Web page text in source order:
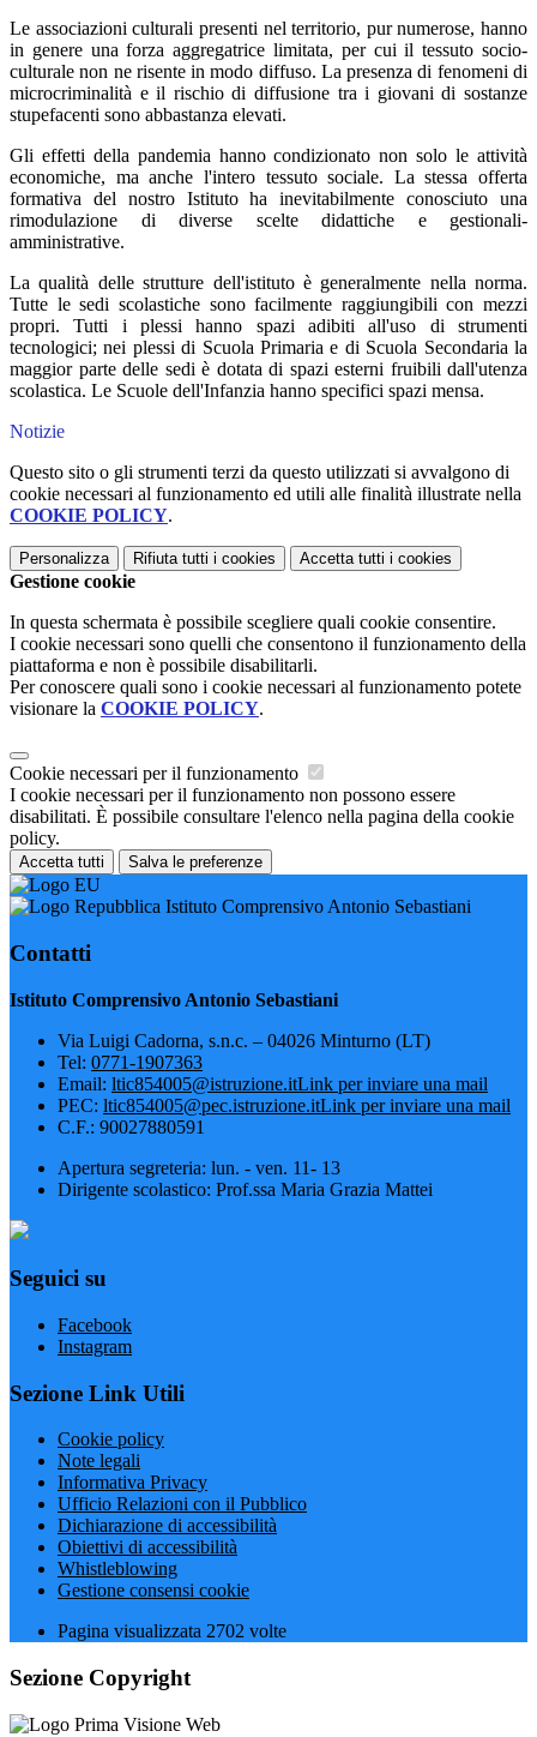
Le associazioni culturali presenti nel territorio, pur numerose, hanno
in genere una forza aggregatrice limitata, per cui il tessuto socio-
culturale non ne risente in modo diffuso. La presenza di fenomeni di
microcriminalità e il rischio di diffusione tra i giovani di sostanze
stupefacenti sono abbastanza elevati.
Gli effetti della pandemia hanno condizionato non solo le attività
economiche, ma anche l'intero tessuto sociale. La stessa offerta
formativa del nostro Istituto ha inevitabilmente conosciuto una
rimodulazione di diverse scelte didattiche e gestionali-
amministrative.
La qualità delle strutture dell'istituto è generalmente nella norma.
Tutte le sedi scolastiche sono facilmente raggiungibili con mezzi
propri. Tutti i plessi hanno spazi adibiti all'uso di strumenti
tecnologici; nei plessi di Scuola Primaria e di Scuola Secondaria la
maggior parte delle sedi è dotata di spazi esterni fruibili dall'utenza
scolastica. Le Scuole dell'Infanzia hanno specifici spazi mensa.
Notizie
Questo sito o gli strumenti terzi da questo utilizzati si avvalgono di
cookie necessari al funzionamento ed utili alle finalità illustrate nella
COOKIE POLICY.
Personalizza Rifiuta tutti i cookies Accetta tutti i cookies
Gestione cookie
In questa schermata è possibile scegliere quali cookie consentire.
I cookie necessari sono quelli che consentono il funzionamento della
piattaforma e non è possibile disabilitarli.
Per conoscere quali sono i cookie necessari al funzionamento potete
visionare la COOKIE POLICY.
Cookie necessari per il funzionamento
I cookie necessari per il funzionamento non possono essere
disabilitati. È possibile consultare l'elenco nella pagina della cookie
policy.
Accetta tutti Salva le preferenze
Istituto Comprensivo Antonio Sebastiani
Contatti
Istituto Comprensivo Antonio Sebastiani
Via Luigi Cadorna, s.n.c. – 04026 Minturno (LT)
Tel: 0771-1907363
Email: ltic854005@istruzione.itLink per inviare una mail
PEC: ltic854005@pec.istruzione.itLink per inviare una mail
C.F.: 90027880591
Apertura segreteria: lun. - ven. 11- 13
Dirigente scolastico: Prof.ssa Maria Grazia Mattei
Seguici su
Facebook
Instagram
Sezione Link Utili
Cookie policy
Note legali
Informativa Privacy
Ufficio Relazioni con il Pubblico
Dichiarazione di accessibilità
Obiettivi di accessibilità
Whistleblowing
Gestione consensi cookie
Pagina visualizzata 2702 volte
Sezione Copyright